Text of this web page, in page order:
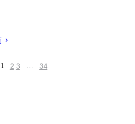
1 2 3 … 34